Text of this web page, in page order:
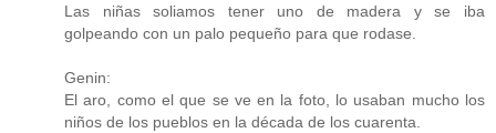
Las niñas soliamos tener uno de madera y se iba
golpeando con un palo pequeño para que rodase.
Genin:
El aro, como el que se ve en la foto, lo usaban mucho los
niños de los pueblos en la década de los cuarenta.